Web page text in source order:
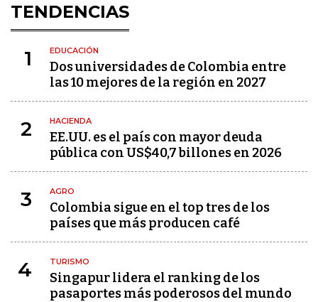
TENDENCIAS
1 EDUCACIÓN
Dos universidades de Colombia entre
las 10 mejores de la región en 2027
2 HACIENDA
EE.UU. es el país con mayor deuda
pública con US$40,7 billones en 2026
3 AGRO
Colombia sigue en el top tres de los
países que más producen café
4 TURISMO
Singapur lidera el ranking de los
pasaportes más poderosos del mundo